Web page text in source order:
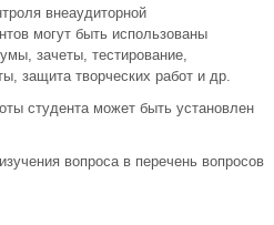
внеаудиторной
могут быть использованы
зачеты, тестирование,
защита творческих работ и др.
студента может быть установлен
вопроса в перечень вопросов